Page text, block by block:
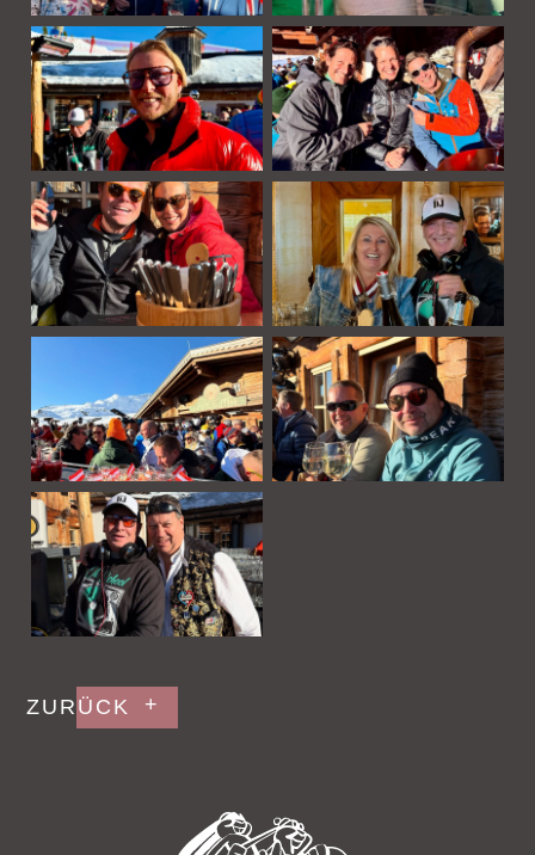
Die Hochalm
Gastgeber & Team
Events & Aktuelles
Bildergalerie
Gutschein kaufen
Unvergessen
ZURÜCK